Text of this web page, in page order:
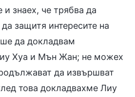
и знаех, че трябва да
защитя интересите на
да докладвам
Хуа и Мън Жан; не можех
да извършват
това докладвахме Лиу